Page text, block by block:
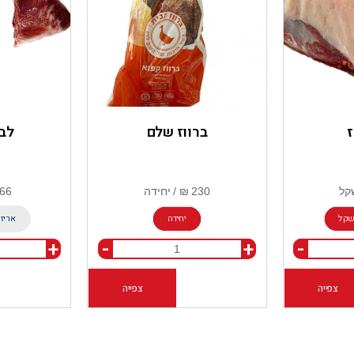
-
הוספה לסל
צפייה
ברווז שלם
יחידה
+
-
הוספה לסל
צפייה
+